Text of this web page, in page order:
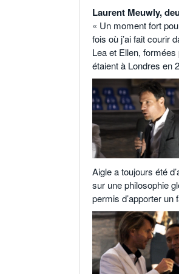
Laurent Meuwly,
« Un moment fort
fois où j’ai fait courir
Lea et Ellen,
étaient à Londres en
Aigle a toujours été
sur une philosophie
permis d’apporter un